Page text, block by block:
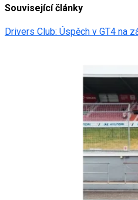
Související články
Drivers Club: Úspěch v GT4 na